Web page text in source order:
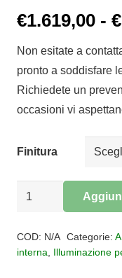
€1.619,00 - €
Non esitate a
pronto a soddisfare
Richiedete un
occasioni vi
Finitura
LAMPADA
CADMO
COD: N/A Categorie:
interna
Illuminazione